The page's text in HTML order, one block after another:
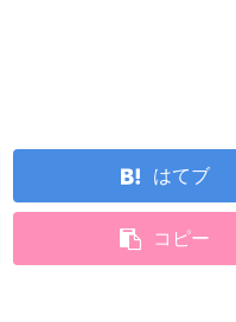
はてブ
コピー